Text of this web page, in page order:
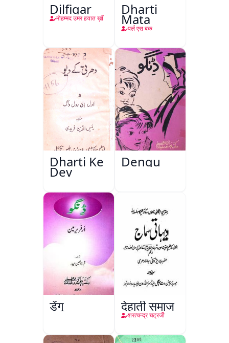
Dilfigar
मोहम्मद उमर हयात ख़ाँ
Dharti
Mata
पर्ल एस बक
Dharti Ke
Dev
Dengu
डेंगू देहाती समाज
शरत्चन्द्र चट्रजी